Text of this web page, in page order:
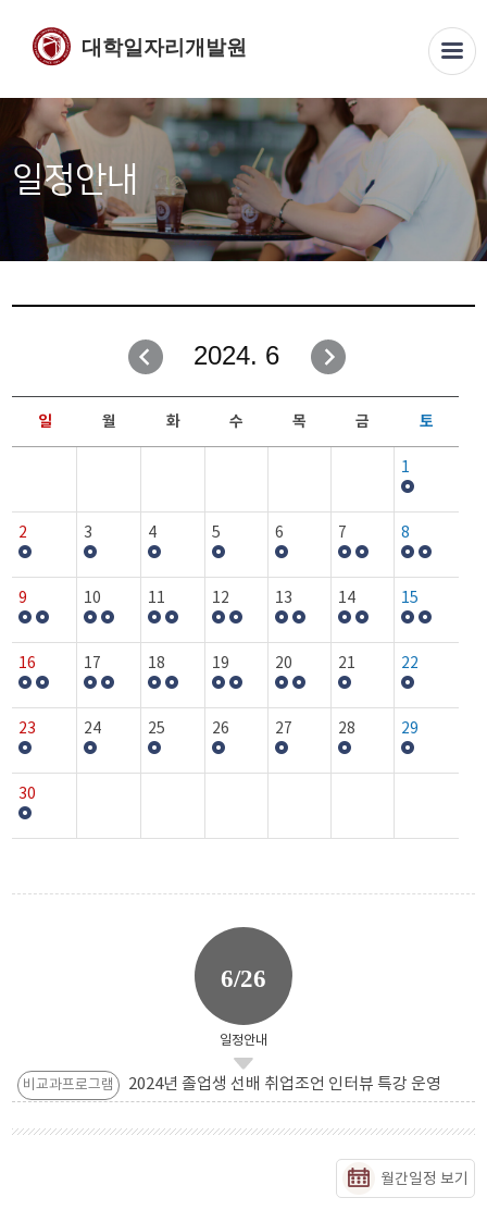
대학일자리개발원
일정안내
2024. 6
일 월 화 수 목 금 토
1
2 3 4 5 6 7 8
9 10 11 12 13 14 15
16 17 18 19 20 21 22
23 24 25 26 27 28 29
30
6/26
일정안내
비교과프로그램 2024년 졸업생 선배 취업조언 인터뷰 특강 운영
월간일정 보기